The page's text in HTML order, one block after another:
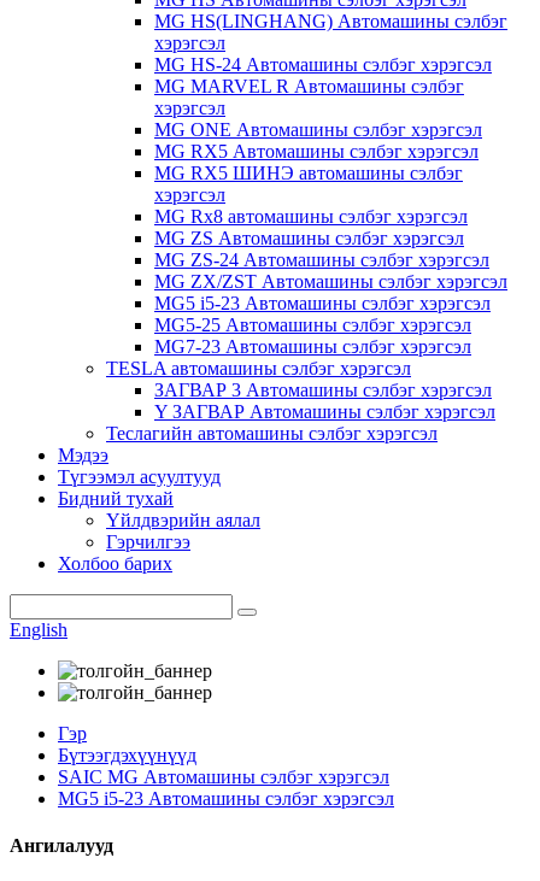
MG HS(LINGHANG) Автомашины сэлбэг
хэрэгсэл
MG HS-24 Автомашины сэлбэг хэрэгсэл
MG MARVEL R Автомашины сэлбэг
хэрэгсэл
MG ONE Автомашины сэлбэг хэрэгсэл
MG RX5 Автомашины сэлбэг хэрэгсэл
MG RX5 ШИНЭ автомашины сэлбэг
хэрэгсэл
MG Rx8 автомашины сэлбэг хэрэгсэл
MG ZS Автомашины сэлбэг хэрэгсэл
MG ZS-24 Автомашины сэлбэг хэрэгсэл
MG ZX/ZST Автомашины сэлбэг хэрэгсэл
MG5 i5-23 Автомашины сэлбэг хэрэгсэл
MG5-25 Автомашины сэлбэг хэрэгсэл
MG7-23 Автомашины сэлбэг хэрэгсэл
TESLA автомашины сэлбэг хэрэгсэл
ЗАГВАР 3 Автомашины сэлбэг хэрэгсэл
Y ЗАГВАР Автомашины сэлбэг хэрэгсэл
Теслагийн автомашины сэлбэг хэрэгсэл
Мэдээ
Түгээмэл асуултууд
Бидний тухай
Үйлдвэрийн аялал
Гэрчилгээ
Холбоо барих
English
Гэр
Бүтээгдэхүүнүүд
SAIC MG Автомашины сэлбэг хэрэгсэл
MG5 i5-23 Автомашины сэлбэг хэрэгсэл
Ангилалууд